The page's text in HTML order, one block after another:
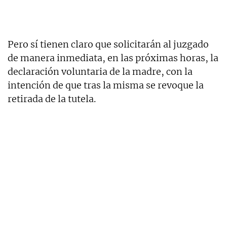
Pero sí tienen claro que solicitarán al juzgado
de manera inmediata, en las próximas horas, la
declaración voluntaria de la madre, con la
intención de que tras la misma se revoque la
retirada de la tutela.